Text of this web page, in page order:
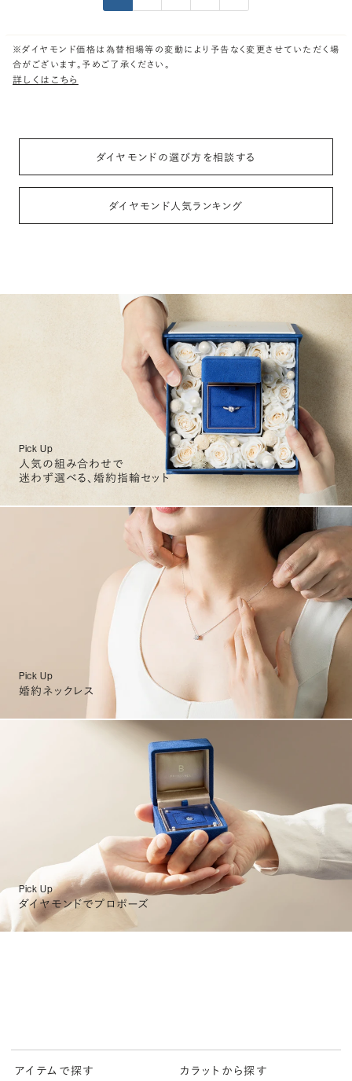
※ダイヤモンド価格は為替相場等の変動により予告なく変更させていただく場
合がございます。予めご了承ください。
詳しくはこちら
ダイヤモンドの選び方を相談する
ダイヤモンド人気ランキング
Pick Up
人気の組み合わせで
迷わず選べる、婚約指輪セット
Pick Up
婚約ネックレス
Pick Up
ダイヤモンドでプロポーズ
アイテムで探す
カラットから探す